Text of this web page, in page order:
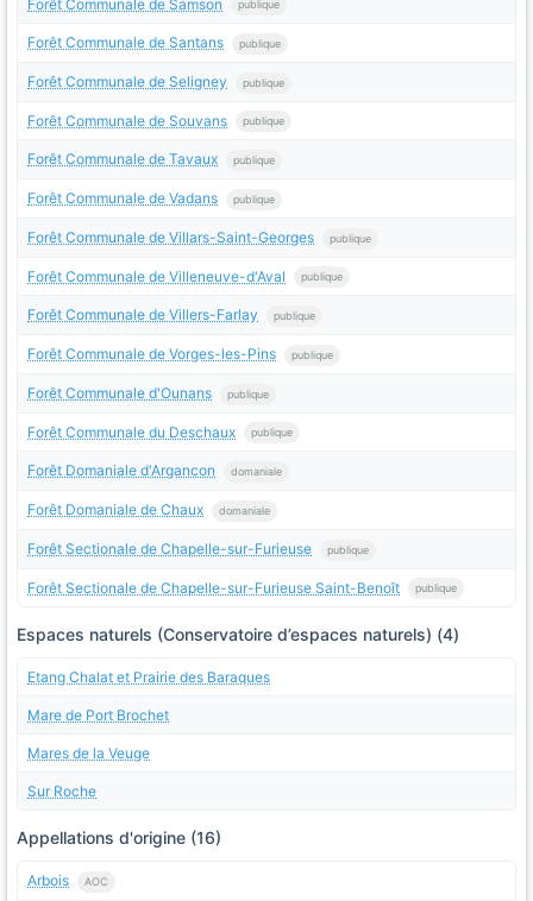
Forêt Communale de Samson publique
Forêt Communale de Santans publique
Forêt Communale de Seligney publique
Forêt Communale de Souvans publique
Forêt Communale de Tavaux publique
Forêt Communale de Vadans publique
Forêt Communale de Villars-Saint-Georges publique
Forêt Communale de Villeneuve-d'Aval publique
Forêt Communale de Villers-Farlay publique
Forêt Communale de Vorges-les-Pins publique
Forêt Communale d'Ounans publique
Forêt Communale du Deschaux publique
Forêt Domaniale d'Argancon domaniale
Forêt Domaniale de Chaux domaniale
Forêt Sectionale de Chapelle-sur-Furieuse publique
Forêt Sectionale de Chapelle-sur-Furieuse Saint-Benoît publique
Espaces naturels (Conservatoire d’espaces naturels) (4)
Etang Chalat et Prairie des Baraques
Mare de Port Brochet
Mares de la Veuge
Sur Roche
Appellations d'origine (16)
Arbois AOC